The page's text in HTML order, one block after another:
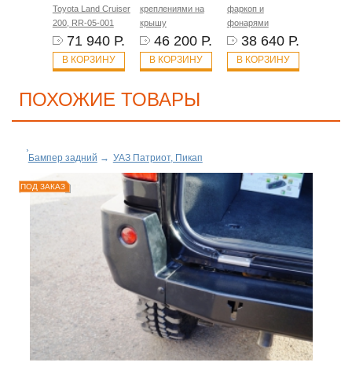
Toyota Land Cruiser
200, RR-05-001
71 940 Р.
В КОРЗИНУ
креплениями на
крышу
46 200 Р.
В КОРЗИНУ
фаркоп и
фонарями
38 640 Р.
В КОРЗИНУ
ПОХОЖИЕ ТОВАРЫ
Бампер задний → УАЗ Патриот, Пикап
ПОД ЗАКАЗ